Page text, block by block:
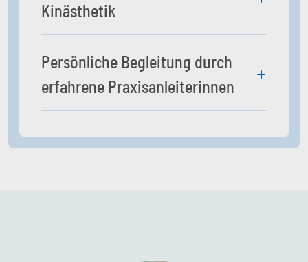
Kinästhetik
Persönliche Begleitung durch
erfahrene Praxisanleiterinnen